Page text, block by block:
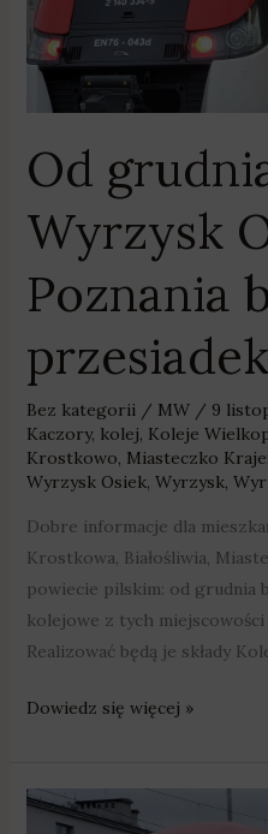
Od
Wyrzysk
Poznania
przesiadek
Bez kategorii/ MW / 9
Kaczory, kolej, Koleje
Krostkowo, Miasteczko
Wyrzysk Osiek, Wyrzysk,
Dobre informacje dla
Krostkowa, Białośliwia,
powiecie pilskim: od grudnia
kolejowe z tych
Realizować będą je składy
Poznania
bez
przesiadek
Dowiedz się więcej »
Od